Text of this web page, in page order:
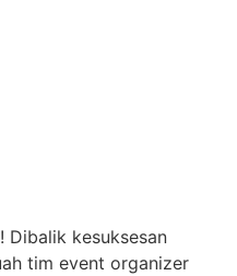
Dibalik kesuksesan
tim event organizer